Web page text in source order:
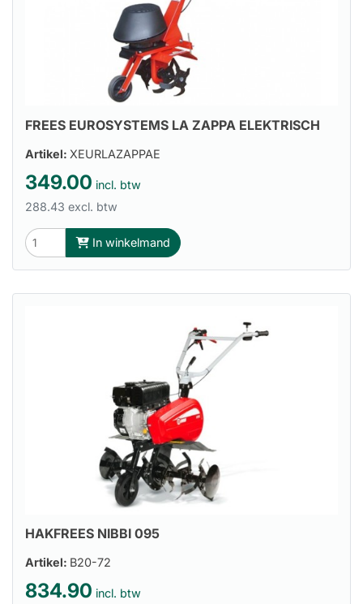
FREES EUROSYSTEMS LA ZAPPA ELEKTRISCH
Artikel: XEURLAZAPPAE
349.00 incl. btw
288.43 excl. btw
In winkelmand
HAKFREES NIBBI 095
Artikel: B20-72
834.90 incl. btw